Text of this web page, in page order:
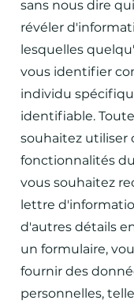
sans nous dire
révéler
lesquelles
vous identifier
individu
identifiable.
souhaitez utiliser
fonctionnalités
vous souhaitez
lettre
d'autres détails
un formulaire,
fournir des
personnelles,